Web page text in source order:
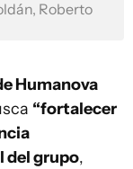
Roberto
Humanova
“fortalecer
del grupo,